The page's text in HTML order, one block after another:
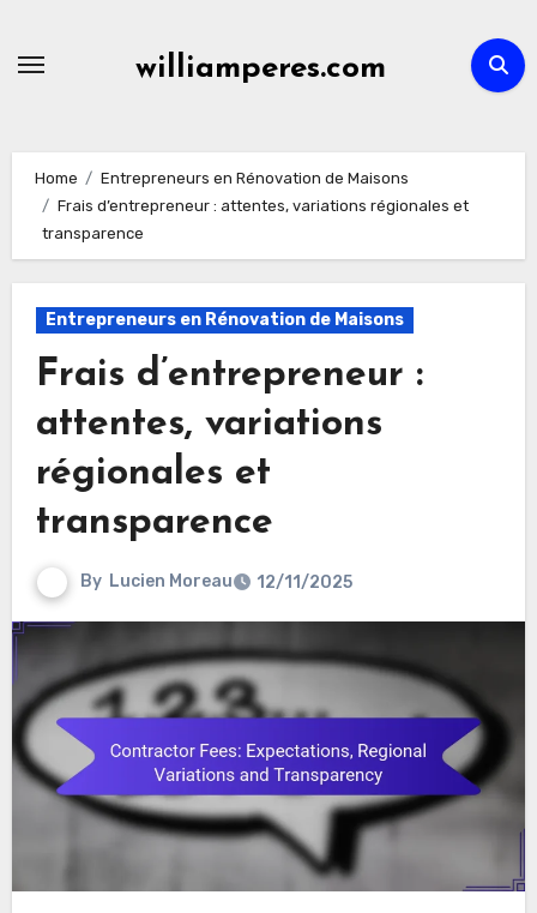
williamperes.com
Home
Entrepreneurs en Rénovation de Maisons
Frais d’entrepreneur : attentes, variations régionales et
transparence
Entrepreneurs en Rénovation de Maisons
Frais d’entrepreneur :
attentes, variations
régionales et
transparence
By Lucien Moreau 12/11/2025